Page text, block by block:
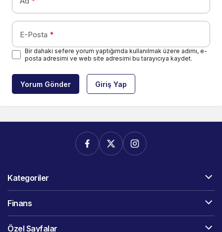
E-Posta *
Bir dahaki sefere yorum yaptığımda kullanılmak üzere adımı, e-
posta adresimi ve web site adresimi bu tarayıcıya kaydet.
Yorum Gönder Giriş Yap
Kategoriler
Finans
Özel Sayfalar